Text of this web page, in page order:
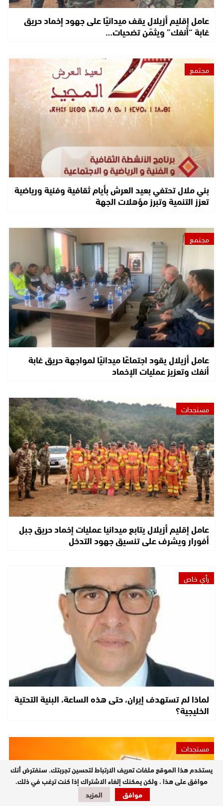
عامل إقليم أزيلال يقف ميدانيًا على جهود إخماد حريق
غابة “أنفك” ويثمّن تضحيات…
مجتمع
بني ملال تحتفي بعيد العرش بأيام ثقافية وفنية ورياضية
تعزز التنمية وتبرز مؤهلات الجهة
مجتمع
عامل أزيلال يقود اجتماعًا ميدانيًا لمواجهة حريق غابة
أنفك وتعزيز عمليات الإخماد
مستجدات
عامل إقليم أزيلال يتابع ميدانيا عمليات إخماد حريق جبل
أفورار ويشرف على تنسيق جهود التدخل
رأي خاص
لماذا لم تستهدف إيران، حتى هذه الساعة، البنية التحتية
الخليجية؟
مستجدات
يستخدم هذا الموقع ملفات تعريف الارتباط لتحسين تجربتك. سنفترض أنك
موافق على هذا ، ولكن يمكنك إلغاء الاشتراك إذا كنت ترغب في ذلك.
موافق
المزيد